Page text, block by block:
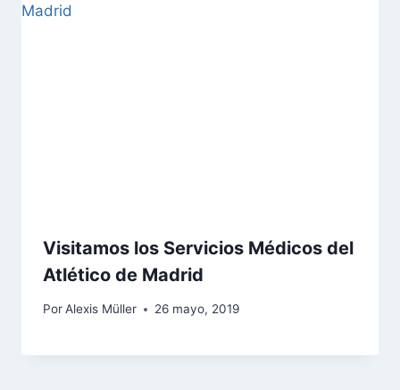
Visitamos los Servicios Médicos del
Atlético de Madrid
PorAlexis Müller 26 mayo, 2019